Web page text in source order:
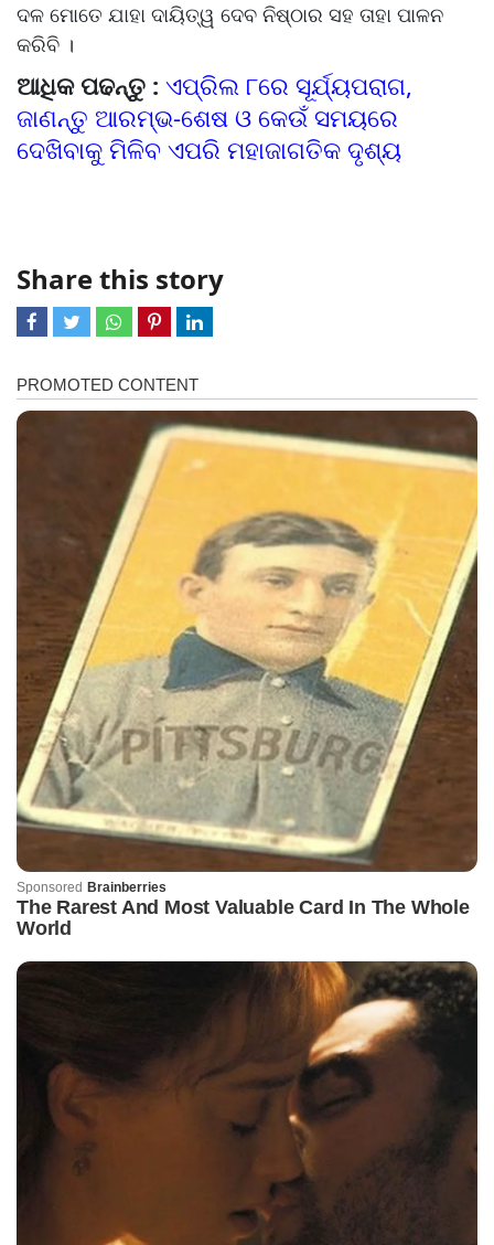
ଦଳ ମୋତେ ଯାହା ଦାୟିତ୍ୱ ଦେବ ନିଷ୍ଠାର ସହ ତାହା ପାଳନ
କରିବି ।
ଆଧିକ ପଢନ୍ତୁ : ଏପ୍ରିଲ ୮ରେ ସୂର୍ଯ୍ୟପରାଗ,
ଜାଣନ୍ତୁ ଆରମ୍ଭ-ଶେଷ ଓ କେଉଁ ସମୟରେ
ଦେଖିବାକୁ ମିଳିବ ଏପରି ମହାଜାଗତିକ ଦୃଶ୍ୟ
Share this story